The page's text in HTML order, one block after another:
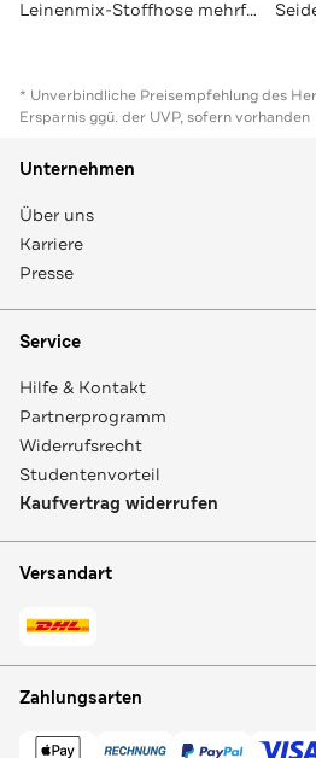
Leinenmix-Stoffhose mehrfarbig
* Unverbindliche Preisempfehlung des
Ersparnis ggü. der UVP, sofern vorhanden
Unternehmen
Über uns
Karriere
Presse
Service
Hilfe & Kontakt
Partnerprogramm
Widerrufsrecht
Studentenvorteil
Kaufvertrag widerrufen
Versandart
Zahlungsarten